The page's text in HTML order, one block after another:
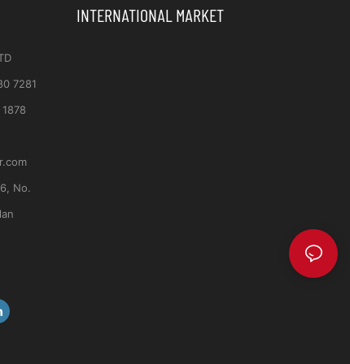
7281
No.
INTERNATIONAL MARKET